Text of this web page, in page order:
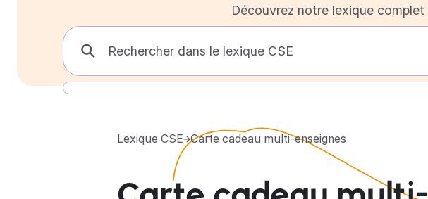
Découvrez notre lexique
Lexique CSE Carte cadeau multi-enseignes